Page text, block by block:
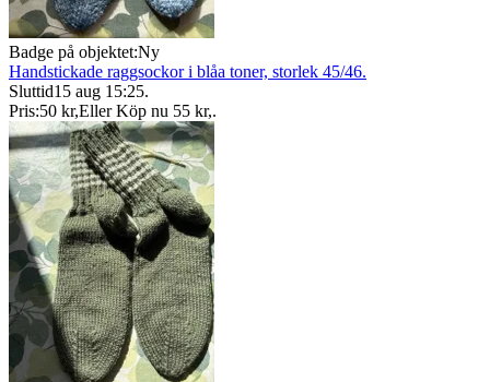
Badge på objektet:Ny
Handstickade raggsockor i blåa toner, storlek 45/46.
Sluttid15 aug 15:25.
Pris:50 kr,Eller Köp nu 55 kr,.